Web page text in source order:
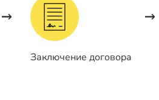
Заключение договора